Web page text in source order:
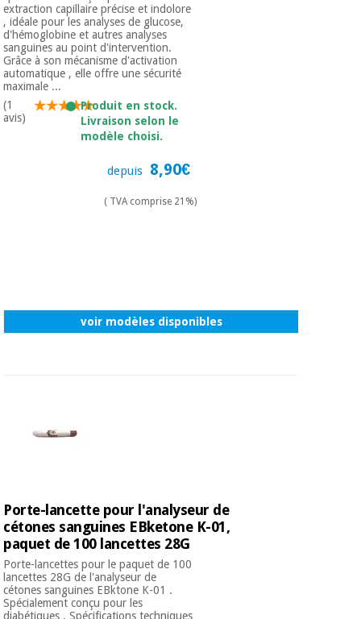
extraction capillaire précise et indolore
, idéale pour les analyses de glucose,
d'hémoglobine et autres analyses
sanguines au point d'intervention.
Grâce à son mécanisme d'activation
automatique , elle offre une sécurité
maximale ...
(1
avis)
Produit en stock.
Livraison selon le
modèle choisi.
depuis 8,90€
( TVA comprise 21%)
voir modèles disponibles
Porte-lancette pour l'analyseur de
cétones sanguines EBketone K-01,
paquet de 100 lancettes 28G
Porte-lancettes pour le paquet de 100
lancettes 28G de l'analyseur de
cétones sanguines EBktone K-01 .
Spécialement conçu pour les
diabétiques . Spécifications techniques